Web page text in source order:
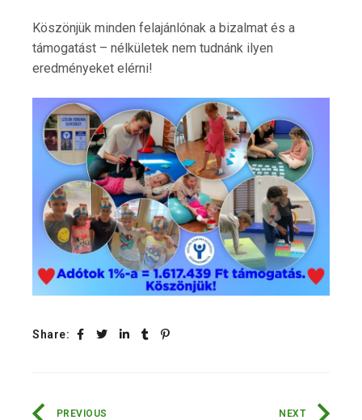
Köszönjük minden felajánlónak a bizalmat és a
támogatást – nélkületek nem tudnánk ilyen
eredményeket elérni!
Share:
PREVIOUS NEXT